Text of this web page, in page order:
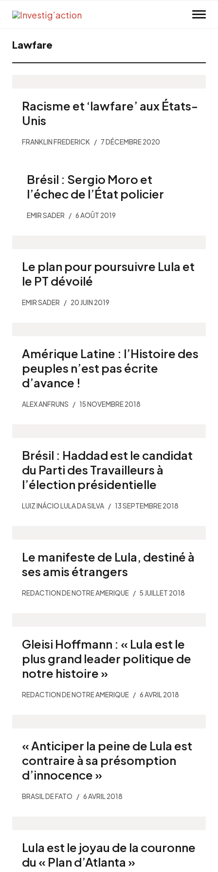
Lawfare
Racisme et ‘lawfare’ aux États-
Unis
FRANKLIN FREDERICK 7 DÉCEMBRE 2020
Brésil : Sergio Moro et
l’échec de l’État policier
EMIR SADER 6 AOÛT 2019
Le plan pour poursuivre Lula et
le PT dévoilé
EMIR SADER 20 JUIN 2019
Amérique Latine : l’Histoire des
peuples n’est pas écrite
d’avance !
ALEX ANFRUNS 15 NOVEMBRE 2018
Brésil : Haddad est le candidat
du Parti des Travailleurs à
l’élection présidentielle
LUIZ INÁCIO LULA DA SILVA 13 SEPTEMBRE 2018
Le manifeste de Lula, destiné à
ses amis étrangers
REDACTION DE NOTRE AMERIQUE 5 JUILLET 2018
Gleisi Hoffmann : « Lula est le
plus grand leader politique de
notre histoire »
REDACTION DE NOTRE AMERIQUE 6 AVRIL 2018
« Anticiper la peine de Lula est
contraire à sa présomption
d’innocence »
BRASIL DE FATO 6 AVRIL 2018
Lula est le joyau de la couronne
du « Plan d’Atlanta »